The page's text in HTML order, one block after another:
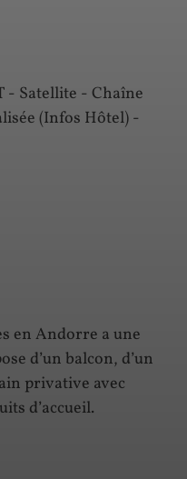
- Satellite - Chaîne
(Infos Hôtel) -
en Andorre a une
d’un balcon, d’un
privative avec
d’accueil.